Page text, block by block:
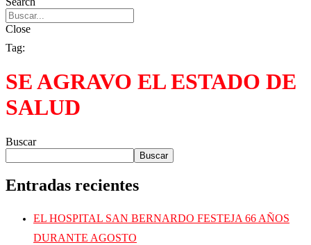
Close
Tag:
SE AGRAVO EL ESTADO DE
SALUD
Buscar
Buscar
Entradas recientes
EL HOSPITAL SAN BERNARDO FESTEJA 66 AÑOS
DURANTE AGOSTO